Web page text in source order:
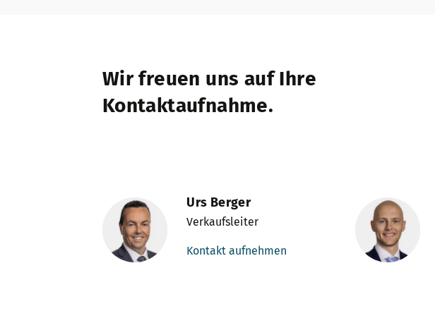
Wir freuen uns auf Ihre
Kontaktaufnahme.
Urs Berger
Verkaufsleiter
Kontakt aufnehmen